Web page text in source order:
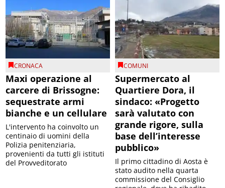
CRONACA
Maxi operazione al
carcere di Brissogne:
sequestrate armi
bianche e un cellulare
L'intervento ha coinvolto un
centinaio di uomini della
Polizia penitenziaria,
provenienti da tutti gli istituti
del Provveditorato
COMUNI
Supermercato al
Quartiere Dora, il
sindaco: «Progetto
sarà valutato con
grande rigore, sulla
base dell’interesse
pubblico»
Il primo cittadino di Aosta è
stato audito nella quarta
commissione del Consiglio